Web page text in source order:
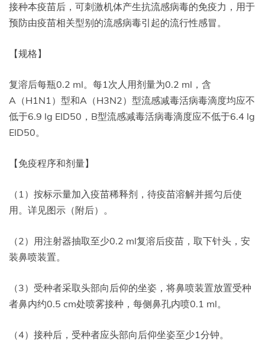
接种本疫苗后，可刺激机体产生抗流感病毒的免疫力，用于
预防由疫苗相关型别的流感病毒引起的流行性感冒。
【规格】
复溶后每瓶0.2 ml。每1次人用剂量为0.2 ml，含
A（H1N1）型和A（H3N2）型流感减毒活病毒滴度均应不
低于6.9 lg EID50，B型流感减毒活病毒滴度应不低于6.4 lg
EID50。
【免疫程序和剂量】
（1）按标示量加入疫苗稀释剂，待疫苗溶解并摇匀后使
用。详见图示（附后）。
（2）用注射器抽取至少0.2 ml复溶后疫苗，取下针头，安
装鼻喷装置。
（3）受种者采取头部向后仰的坐姿，将鼻喷装置放置受种
者鼻内约0.5 cm处喷雾接种，每侧鼻孔内喷0.1 ml。
（4）接种后，受种者应头部向后仰坐姿至少1分钟。